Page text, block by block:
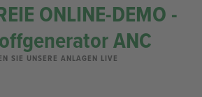
ONLINE-DEMO -
ANC
SIE UNSERE ANLAGEN LIVE